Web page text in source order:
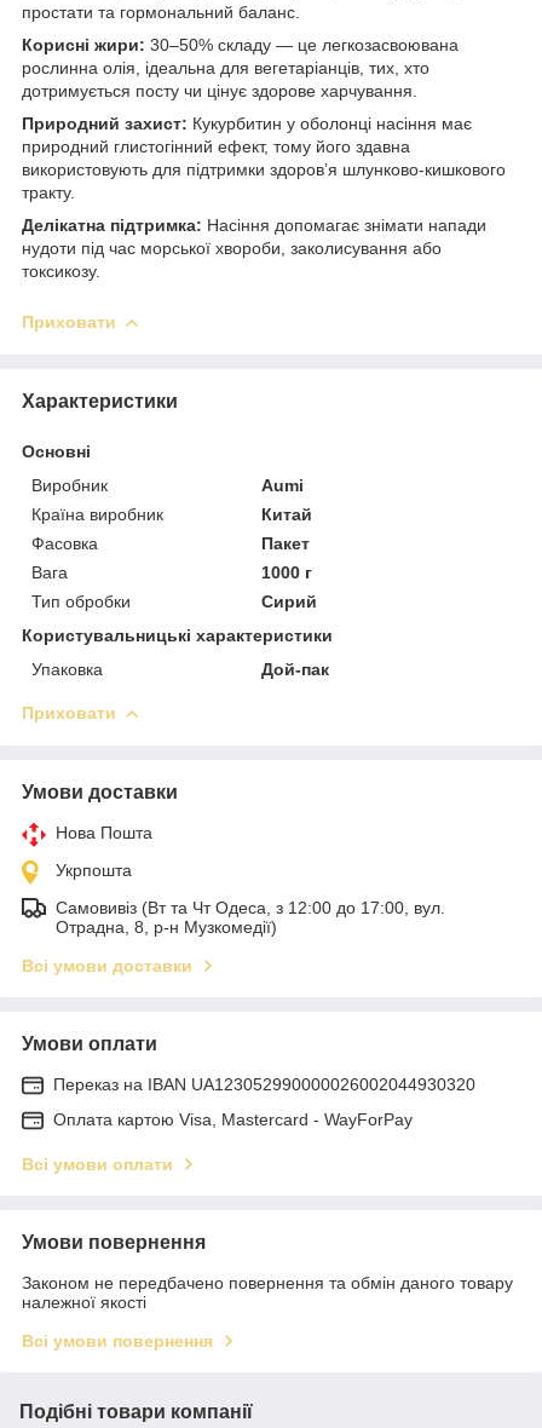
простати та гормональний баланс.
Корисні жири: 30–50% складу — це легкозасвоювана
рослинна олія, ідеальна для вегетаріанців, тих, хто
дотримується посту чи цінує здорове харчування.
Природний захист: Кукурбитин у оболонці насіння має
природний глистогінний ефект, тому його здавна
використовують для підтримки здоров’я шлунково-кишкового
тракту.
Делікатна підтримка: Насіння допомагає знімати напади
нудоти під час морської хвороби, заколисування або
токсикозу.
Приховати
Характеристики
Основні
Виробник
Aumi
Країна виробник
Китай
Фасовка
Пакет
Вага
1000 г
Тип обробки
Сирий
Користувальницькі характеристики
Упаковка
Дой-пак
Приховати
Умови доставки
Нова Пошта
Укрпошта
Самовивіз (Вт та Чт Одеса, з 12:00 до 17:00, вул.
Отрадна, 8, р-н Музкомедії)
Всі умови доставки
Умови оплати
Переказ на IBAN UA123052990000026002044930320
Оплата картою Visa, Mastercard - WayForPay
Всі умови оплати
Умови повернення
Законом не передбачено повернення та обмін даного товару
належної якості
Всі умови повернення
Подібні товари компанії